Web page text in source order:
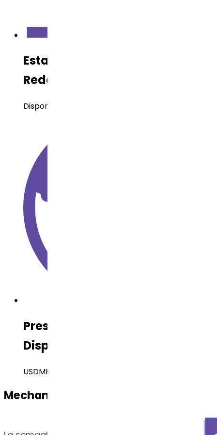
Estado de Desarrollo en Dr.
Reddy’s
Disponible
Presentación Regulatoria
Disponible
USDMF, DMF de Brasil, DMF de Canadá
Mechanism of Action